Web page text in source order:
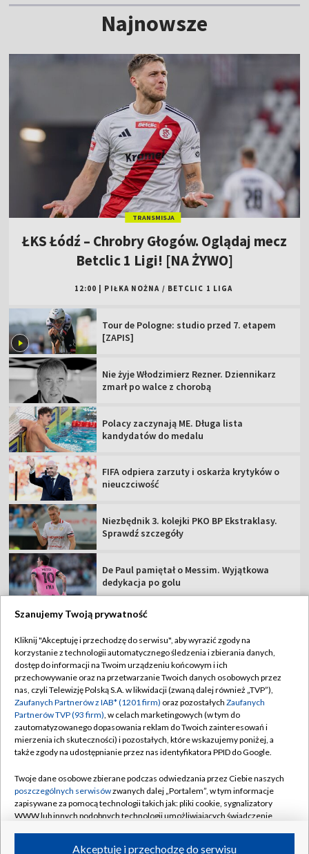
Najnowsze
TRANSMISJA
ŁKS Łódź – Chrobry Głogów. Oglądaj mecz
Betclic 1 Ligi! [NA ŻYWO]
12:00 PIŁKA NOŻNA / BETCLIC 1 LIGA
Tour de Pologne: studio przed 7. etapem
[ZAPIS]
Nie żyje Włodzimierz Rezner. Dziennikarz
zmarł po walce z chorobą
Polacy zaczynają ME. Długa lista
kandydatów do medalu
FIFA odpiera zarzuty i oskarża krytyków o
nieuczciwość
Niezbędnik 3. kolejki PKO BP Ekstraklasy.
Sprawdź szczegóły
De Paul pamiętał o Messim. Wyjątkowa
dedykacja po golu
TVP
Abonament TVP
Sklep TVP
Biuro Reklamy
Oferta Handlowa
Emisja w TVP
Rada Programowa
Ogłoszenia przetargowe
Regulamin TVP
Polityka prywatności
Moje zgody
Biuro reklamy
Kanały
©2026 Telewizja Polska Spółka Akcyjna w likwidacji
Szanujemy Twoją prywatność
Kliknij "Akceptuję i przechodzę do serwisu", aby wyrazić zgody na
korzystanie z technologii automatycznego śledzenia i zbierania danych,
dostęp do informacji na Twoim urządzeniu końcowym i ich
przechowywanie oraz na przetwarzanie Twoich danych osobowych przez
nas, czyli Telewizję Polską S.A. w likwidacji (zwaną dalej również „TVP”),
Zaufanych Partnerów z IAB* (1201 firm) oraz pozostałych Zaufanych
Partnerów TVP (93 firm), w celach marketingowych (w tym do
zautomatyzowanego dopasowania reklam do Twoich zainteresowań i
mierzenia ich skuteczności) i pozostałych, które wskazujemy poniżej, a
także zgody na udostępnianie przez nas identyfikatora PPID do Google.
Twoje dane osobowe zbierane podczas odwiedzania przez Ciebie naszych
poszczególnych serwisówzwanych dalej „Portalem”, w tym informacje
zapisywane za pomocą technologii takich jak: pliki cookie, sygnalizatory
WWW lub innych podobnych technologii umożliwiających świadczenie
Akceptuję i przechodzę do serwisu